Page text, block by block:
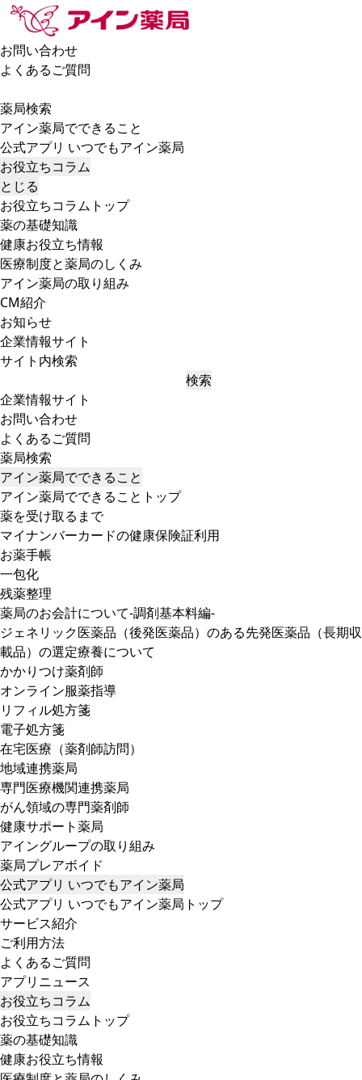
お問い合わせ
よくあるご質問
薬局検索
アイン薬局でできること
公式アプリ いつでもアイン薬局
お役立ちコラム
とじる
お役立ちコラムトップ
薬の基礎知識
健康お役立ち情報
医療制度と薬局のしくみ
アイン薬局の取り組み
CM紹介
お知らせ
企業情報サイト
サイト内検索
検索
企業情報サイト
お問い合わせ
よくあるご質問
薬局検索
アイン薬局でできること
アイン薬局でできることトップ
薬を受け取るまで
マイナンバーカードの健康保険証利用
お薬手帳
一包化
残薬整理
薬局のお会計について-調剤基本料編-
ジェネリック医薬品（後発医薬品）のある先発医薬品（長期収
載品）の選定療養について
かかりつけ薬剤師
オンライン服薬指導
リフィル処方箋
電子処方箋
在宅医療（薬剤師訪問）
地域連携薬局
専門医療機関連携薬局
がん領域の専門薬剤師
健康サポート薬局
アイングループの取り組み
薬局プレアボイド
公式アプリ いつでもアイン薬局
公式アプリ いつでもアイン薬局トップ
サービス紹介
ご利用方法
よくあるご質問
アプリニュース
お役立ちコラム
お役立ちコラムトップ
薬の基礎知識
健康お役立ち情報